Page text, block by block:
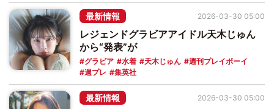
最新情報
レジェンドグラビアアイドル天木じゅん
から“発表”が
グラビア 水着 天木じゅん
週刊プレイボーイ
週プレ
集英社
2026-03-30 05:00
最新情報 2026-03-30 05:00